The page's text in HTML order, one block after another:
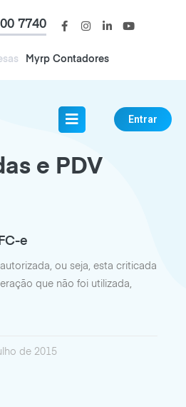
7740
Myrp Contadores
Entrar
e PDV
e
ou seja, esta criticada
que não foi utilizada,
de 2015